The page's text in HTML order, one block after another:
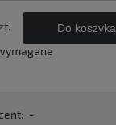
Do koszyka
-